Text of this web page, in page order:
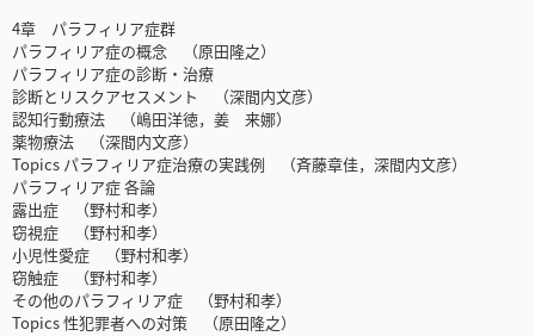
4章 パラフィリア症群
パラフィリア症の概念 （原田隆之）
パラフィリア症の診断・治療
診断とリスクアセスメント （深間内文彦）
認知行動療法 （嶋田洋徳，姜 来娜）
薬物療法 （深間内文彦）
Topics パラフィリア症治療の実践例 （斉藤章佳，深間内文彦）
パラフィリア症 各論
露出症 （野村和孝）
窃視症 （野村和孝）
小児性愛症 （野村和孝）
窃触症 （野村和孝）
その他のパラフィリア症 （野村和孝）
Topics 性犯罪者への対策 （原田隆之）